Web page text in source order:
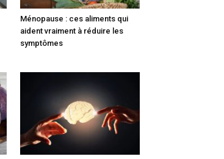
Ménopause : ces aliments qui
aident vraiment à réduire les
symptômes